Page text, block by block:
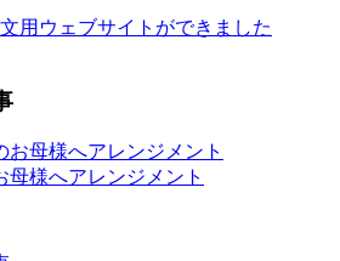
用ウェブサイトができました
様へアレンジメント